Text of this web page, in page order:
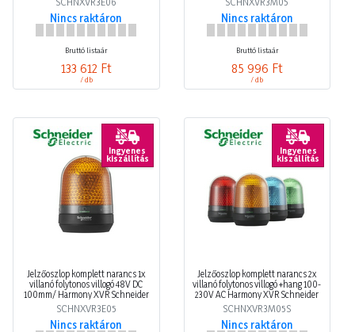
Nincs raktáron
Bruttó listaár
133 612 Ft
/ db
Nincs raktáron
Bruttó listaár
85 996 Ft
/ db
Ingyenes
kiszállítás
Jelzőoszlop komplett narancs 1x
villanó folytonos villogó 48V DC
100mm/ Harmony XVR Schneider
SCHNXVR3E05
Nincs raktáron
Ingyenes
kiszállítás
Jelzőoszlop komplett narancs 2x
villanó folytonos villogó +hang 100-
230V AC Harmony XVR Schneider
SCHNXVR3M05S
Nincs raktáron